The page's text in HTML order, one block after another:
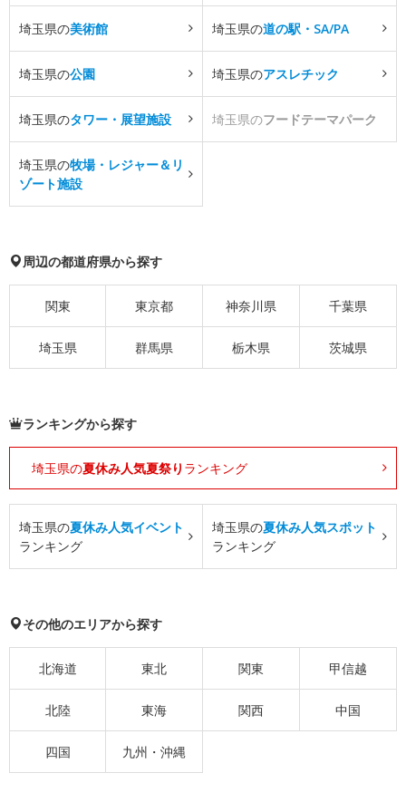
埼玉県の美術館 埼玉県の道の駅・SA/PA
埼玉県の公園 埼玉県のアスレチック
埼玉県のタワー・展望施設 埼玉県のフードテーマパーク
埼玉県の牧場・レジャー＆リ
ゾート施設
周辺の都道府県から探す
関東 東京都 神奈川県 千葉県
埼玉県 群馬県 栃木県 茨城県
ランキングから探す
埼玉県の夏休み人気夏祭り ランキング
埼玉県の夏休み人気イベント
ランキング
埼玉県の夏休み人気スポット
ランキング
その他のエリアから探す
北海道 東北 関東 甲信越
北陸 東海 関西 中国
四国 九州・沖縄